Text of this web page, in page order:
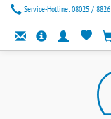
Service-Hotline: 08025 / 8826